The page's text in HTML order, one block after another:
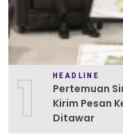
1 HEADLINE
Pertemuan
Kirim Pesan
Ditawar